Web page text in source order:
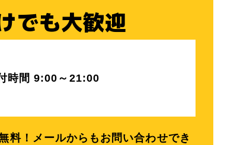
でも大歓迎
時間 9:00～21:00
料！ メールからもお問い合わせでき